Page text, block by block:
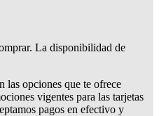
La disponibilidad de
las opciones que te ofrece
vigentes para las tarjetas
pagos en efectivo y